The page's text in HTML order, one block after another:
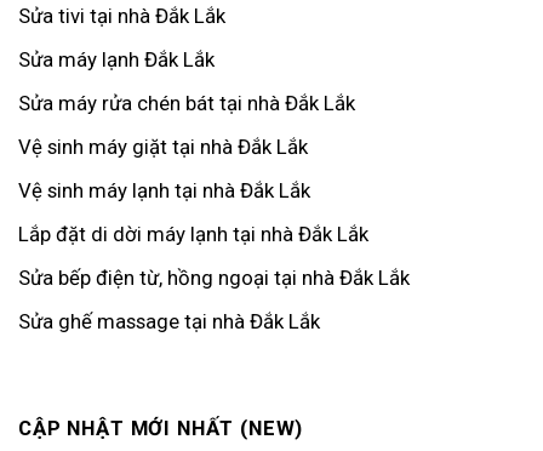
Sửa tivi tại nhà Đắk Lắk
Sửa máy lạnh Đắk Lắk
Sửa máy rửa chén bát tại nhà Đắk Lắk
Vệ sinh máy giặt tại nhà Đắk Lắk
Vệ sinh máy lạnh tại nhà Đắk Lắk
Lắp đặt di dời máy lạnh tại nhà Đắk Lắk
Sửa bếp điện từ, hồng ngoại tại nhà Đắk Lắk
Sửa ghế massage tại nhà Đắk Lắk
CẬP NHẬT MỚI NHẤT (NEW)